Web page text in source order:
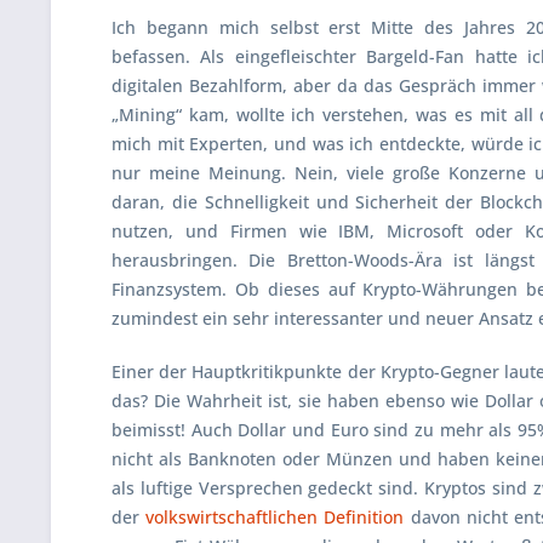
Ich begann mich selbst erst Mitte des Jahres
befassen. Als eingefleischter Bargeld-Fan hatte
digitalen Bezahlform, aber da das Gespräch
„Mining“ kam, wollte ich verstehen, was es mit
mich mit Experten, und was ich entdeckte, würde
nur meine Meinung. Nein, viele große Konzerne
daran, die Schnelligkeit und Sicherheit der
nutzen, und Firmen wie IBM, Microsoft oder
herausbringen. Die Bretton-Woods-Ära ist
Finanzsystem. Ob dieses auf Krypto-
zumindest ein sehr interessanter und neuer Ansatz
Einer der Hauptkritikpunkte der Krypto-Gegner
das? Die Wahrheit ist, sie haben ebenso wie
beimisst! Auch Dollar und Euro sind zu mehr als
nicht als Banknoten oder Münzen und haben
als luftige Versprechen gedeckt sind. Kryptos sind
dervolkswirtschaftlichen Definition davon nicht